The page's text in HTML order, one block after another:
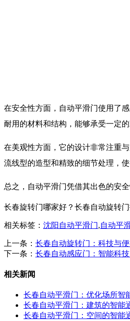
在安全性方面，自动平滑门使用了
耐用的材料和结构，能够承受一定
在美观性方面，它的设计非常注重
流线型的造型和精致的细节处理，
总之，自动平滑门凭借其出色的安
长春旋转门哪家好？长春自动旋转
相关标签： 沈阳自动平滑门,自动平
上一条： 长春自动旋转门：科技与
下一条： 长春自动感应门：智能科
相关新闻
长春自动平滑门：优化场所智
长春自动平滑门：建筑的智能
长春自动平滑门：空间的智能